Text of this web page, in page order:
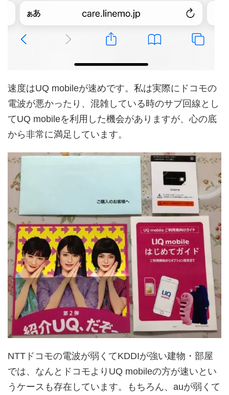
速度はUQ mobileが速めです。私は実際にドコモの
電波が悪かったり、混雑している時のサブ回線とし
てUQ mobileを利用した機会がありますが、心の底
から非常に満足しています。
NTTドコモの電波が弱くてKDDIが強い建物・部屋
では、なんとドコモよりUQ mobileの方が速いとい
うケースも存在しています。もちろん、auが弱くて